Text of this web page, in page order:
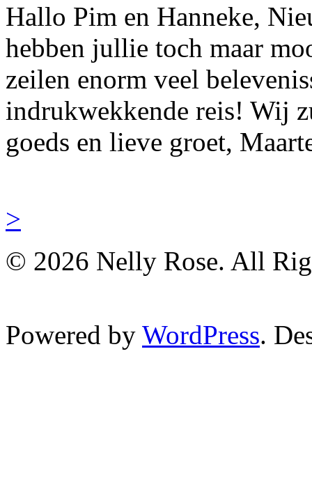
Hallo Pim en Hanneke,
hebben jullie toch maar
zeilen enorm veel
indrukwekkende reis! Wij
goeds en lieve groet,
>
© 2026 Nelly Rose. All
Powered by WordPress.